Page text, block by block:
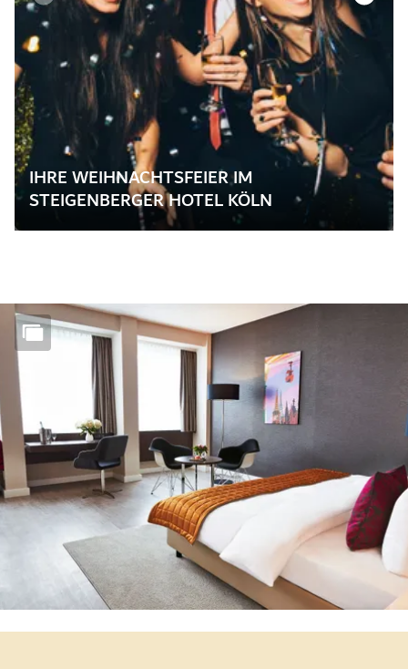
IHRE WEIHNACHTSFEIER IM
STEIGENBERGER HOTEL KÖLN